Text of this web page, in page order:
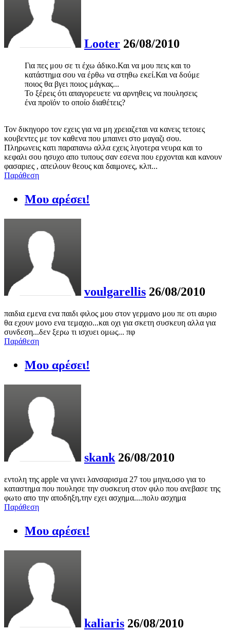
Looter 26/08/2010
Για πες μου σε τι έχω άδικο.Και να μου πεις και το
κατάστημα σου να έρθω να στηθω εκεί.Και να δούμε
ποιος θα βγει ποιος μάγκας...
Το ξέρεις ότι απαγορευετε να αρνηθεις να πουλησεις
ένα προϊόν το οποίο διαθέτεις?
Τον δικηγορο τον εχεις για να μη χρειαζεται να κανεις τετοιες
κουβεντες με τον καθενα που μπαινει στο μαγαζι σου.
Πληρωνεις κατι παραπανω αλλα εχεις λιγοτερα νευρα και το
κεφαλι σου ησυχο απο τυπους σαν εσενα που ερχονται και κανουν
φασαριες , απειλουν θεους και δαιμονες, κλπ...
Παράθεση
Μου αρέσει!
voulgarellis 26/08/2010
παιδια εμενα ενα παιδι φιλος μου στον γερμανο μου πε οτι αυριο
θα εχουν μονο ενα τεμαχιο...και οχι για σκετη συσκευη αλλα για
συνδεση...δεν ξερω τι ισχυει ομως... πφ
Παράθεση
Μου αρέσει!
skank 26/08/2010
εντολη της apple να γινει λανσαρισμα 27 του μηνα,οσο για το
καταστημα που πουλησε την συσκευη στον φιλο που ανεβασε της
φωτο απο την αποδηξη,την εχει ασχημα....πολυ ασχημα
Παράθεση
Μου αρέσει!
kaliaris 26/08/2010